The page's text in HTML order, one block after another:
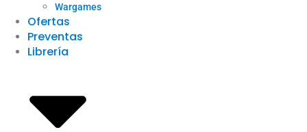
Wargames
Ofertas
Preventas
Librería